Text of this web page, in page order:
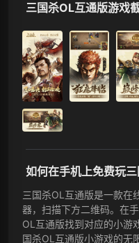
三国杀OL互通版游戏
如何在手机上免费玩
三国杀OL互通版是一款在
器，扫描下方二维码。在
OL互通版找到对应的小游
国杀OL互通版小游戏的无